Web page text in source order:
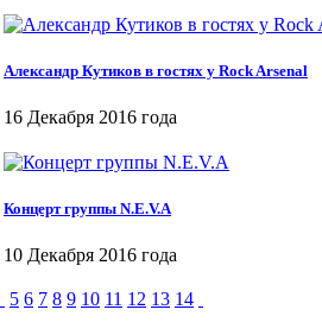
Александр Кутиков в гостях у Rock Arsenal
16 Декабря 2016 года
Концерт группы N.E.V.A
10 Декабря 2016 года
5 6 7 8 9 10 11 12 13 14